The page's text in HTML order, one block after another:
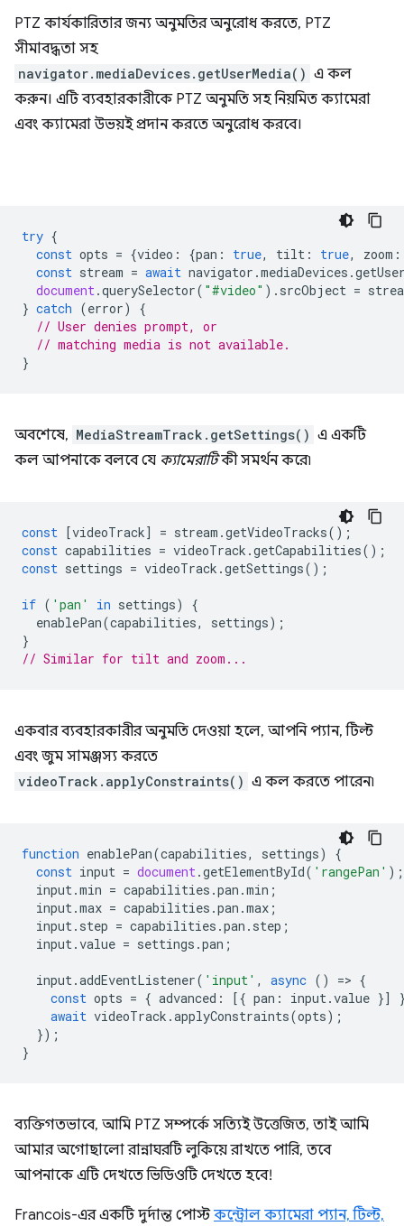
PTZ কার্যকারিতার জন্য অনুমতির অনুরোধ করতে, PTZ
সীমাবদ্ধতা সহ
navigator.mediaDevices.getUserMedia() এ কল
করুন। এটি ব্যবহারকারীকে PTZ অনুমতি সহ নিয়মিত ক্যামেরা
এবং ক্যামেরা উভয়ই প্রদান করতে অনুরোধ করবে।
try {
const opts = {video : {pan : true, tilt : true, zoom :
const stream = await navigator .mediaDevices .
document.querySelector( "#video" ). srcObject =
} catch (error)
{
// User denies prompt, or
// matching media is not available.
}
অবশেষে, MediaStreamTrack.getSettings() এ একটি
কল আপনাকে বলবে যে ক্যামেরাটিকী সমর্থন করে৷
const [videoTrack] = stream .getVideoTracks();
const capabilities = videoTrack .getCapabilities();
const settings = videoTrack .getSettings();
if ( 'pan' in settings)
{
enablePan(capabilities, settings);
}
// Similar for tilt and zoom...
একবার ব্যবহারকারীর অনুমতি দেওয়া হলে, আপনি প্যান, টিল্ট
এবং জুম সামঞ্জস্য করতে
videoTrack.applyConstraints() এ কল করতে পারেন৷
function enablePan(capabilities, settings)
{
const input = document.getElementById( 'rangePan' );
input.min = capabilities .pan .min ;
input.max = capabilities .pan .max ;
input. step = capabilities .pan . step ;
input.value = settings .pan ;
input.addEventListener( 'input' , async () => {
const opts = { advanced : [{ pan : input.value }]
await videoTrack .applyConstraints(opts);
});
}
ব্যক্তিগতভাবে, আমি PTZ সম্পর্কে সত্যিই উত্তেজিত, তাই আমি
আমার অগোছালো রান্নাঘরটি লুকিয়ে রাখতে পারি, তবে
আপনাকে এটি দেখতে ভিডিওটি দেখতে হবে!
Francois-এর একটি দুর্দান্ত পোস্টকন্ট্রোল ক্যামেরা প্যান, টিল্ট,